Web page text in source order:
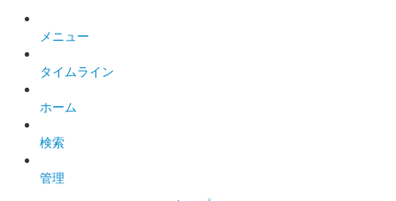
熊本城 御城印
販売終了
秋のくまもとお城まつり 城あかり開催にあわせて本丸お休み処
にて発売された限定御城印。限定2000枚。
熊本城 御城印
本丸通常版
メニュー
タイムライン
ホーム
検索
管理